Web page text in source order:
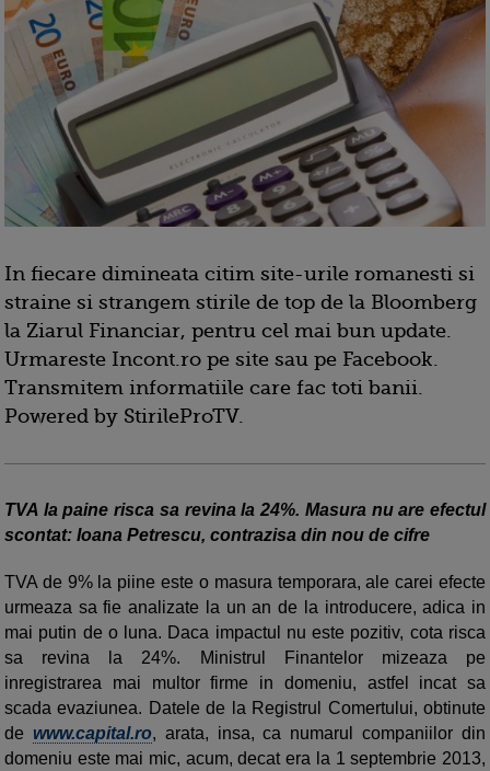
In fiecare dimineata citim site-urile romanesti si
straine si strangem stirile de top de la Bloomberg
la Ziarul Financiar, pentru cel mai bun update.
Urmareste Incont.ro pe site sau pe Facebook.
Transmitem informatiile care fac toti banii.
Powered by StirileProTV.
TVA la paine risca sa revina la 24%. Masura nu are efectul
scontat: Ioana Petrescu, contrazisa din nou de cifre
TVA de 9% la piine este o masura temporara, ale carei efecte
urmeaza sa fie analizate la un an de la introducere, adica in
mai putin de o luna. Daca impactul nu este pozitiv, cota risca
sa revina la 24%. Ministrul Finantelor mizeaza pe
inregistrarea mai multor firme in domeniu, astfel incat sa
scada evaziunea. Datele de la Registrul Comertului, obtinute
de www.capital.ro, arata, insa, ca numarul companiilor din
domeniu este mai mic, acum, decat era la 1 septembrie 2013,